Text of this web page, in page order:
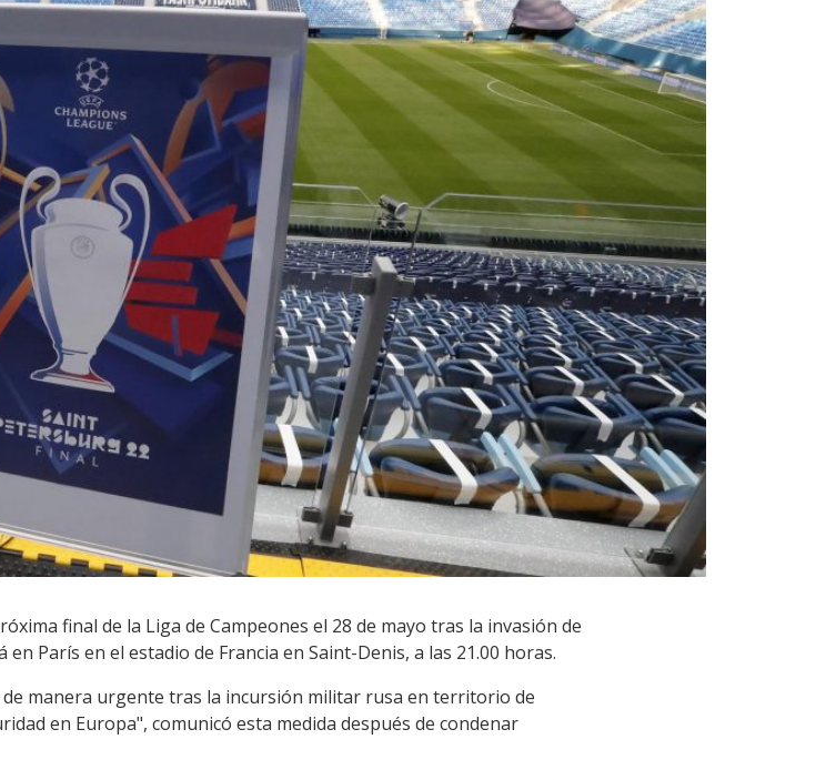
final de la Liga de Campeones el 28 de mayo tras la invasión de
París en el estadio de Francia en Saint-Denis, a las 21.00 horas.
de manera urgente tras la incursión militar rusa en territorio de
en Europa", comunicó esta medida después de condenar